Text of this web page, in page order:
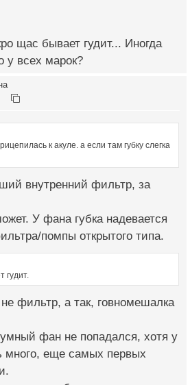
щас бывает гудит... Иногда
у всех марок?
к акуле. а если там губку слегка
внутренний фильтр, за
У фана губка надевается
помпы открытого типа.
гудит.
фильтр, а так, говномешалка
фан не попадался, хотя у
много, еще самых первых